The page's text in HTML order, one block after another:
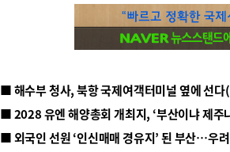
■ 해수부 청사, 북항 국제여객터미널 옆에 선다
■ 2028 유엔 해양총회 개최지, ‘부산이냐 제주
■ 외국인 선원 ‘인신매매 경유지’ 된 부산…우